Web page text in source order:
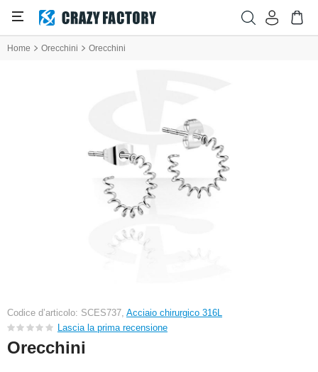
Home Orecchini Orecchini
Codice d’articolo: SCES737, Acciaio chirurgico 316L
Lascia la prima recensione
Orecchini